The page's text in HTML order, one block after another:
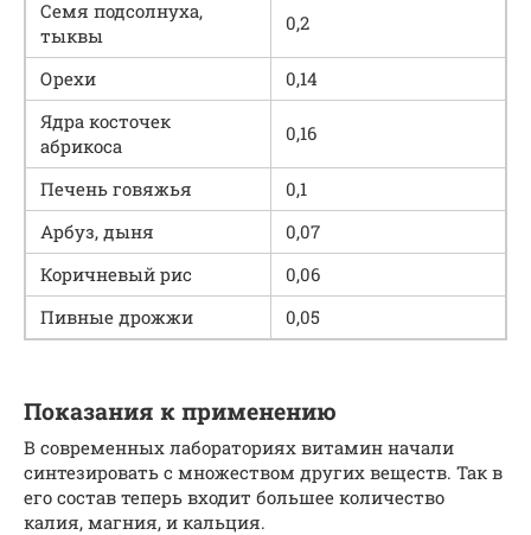
Семя подсолнуха,
тыквы
0,2
Орехи
0,14
Ядра косточек
абрикоса
0,16
Печень говяжья
0,1
Арбуз, дыня
0,07
Коричневый рис
0,06
Пивные дрожжи
0,05
Показания к применению
В современных лабораториях витамин начали
синтезировать с множеством других веществ. Так в
его состав теперь входит большее количество
калия, магния, и кальция.